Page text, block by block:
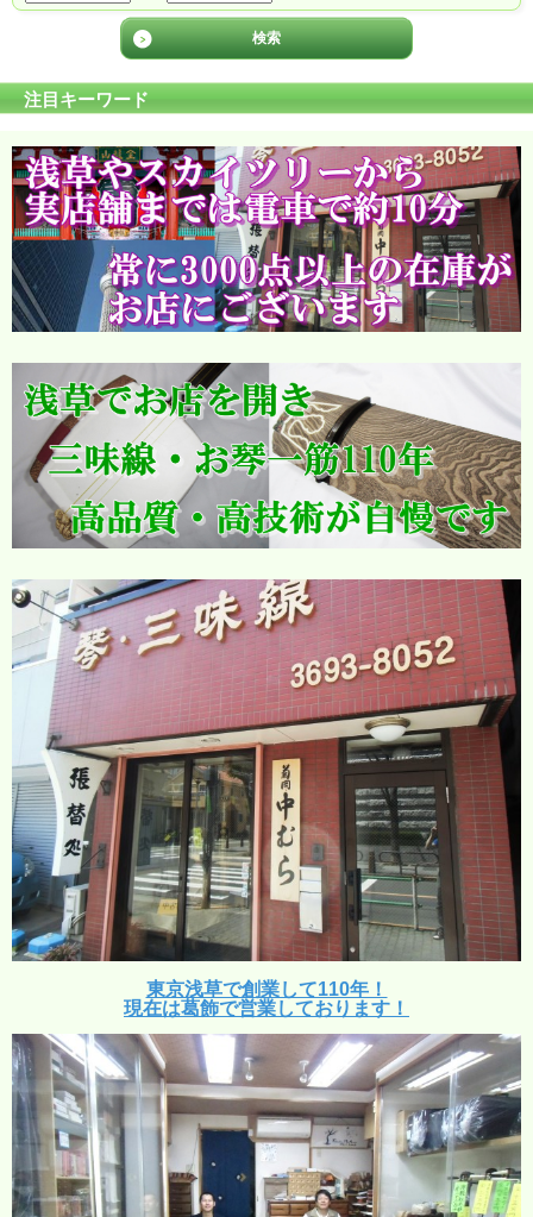
注目キーワード
東京浅草で創業して110年！
現在は葛飾で営業しております！